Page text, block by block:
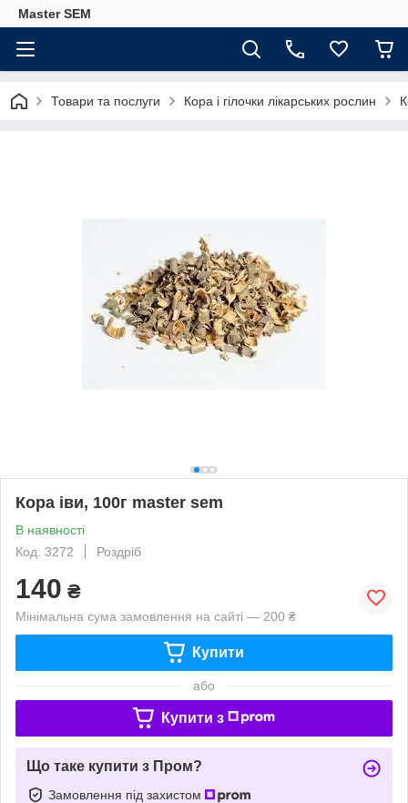
Master SEM
Товари та послуги Кора і гілочки лікарських рослин
Кора іви, 100г master sem
В наявності
Код: 3272
Роздріб
140 ₴
Мінімальна сума замовлення на сайті — 200 ₴
Купити
або
Купити з
Що таке купити з Пром?
Замовлення під захистом